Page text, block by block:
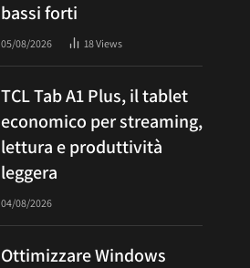
bassi forti
05/08/2026 18Views
TCL Tab A1 Plus, il tablet
economico per streaming,
lettura e produttività
leggera
04/08/2026
Ottimizzare Windows